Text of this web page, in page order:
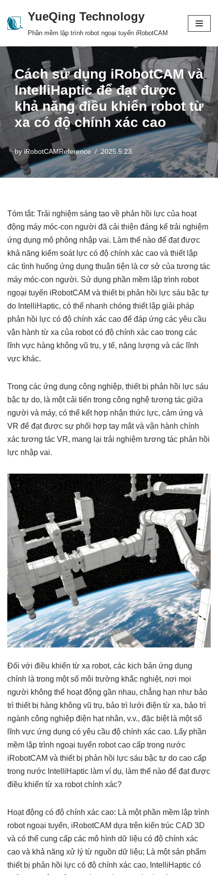
Skip
content
YueQing Technology
Phần mềm lập trình robot ngoại tuyến iRobotCAM
Cách sử dụng iRobotCAM và
IntelliHaptic để đạt được
khả năng điều khiển robot từ
xa có độ chính xác cao
by iRobotCAMReference 2025.5.23.
Tóm tắt: Trải nghiệm sáng tạo về phản hồi lực của hoạt
động máy móc-con người đã cải thiện đáng kể trải nghiệm
ứng dụng mô phỏng nhập vai. Làm thế nào để đạt được
khả năng kiểm soát lực có độ chính xác cao và thiết lập
các tình huống ứng dụng thuận tiện là cơ sở của tương tác
máy móc-con người. Sử dụng phần mềm lập trình robot
ngoại tuyến iRobotCAM và thiết bị phản hồi lực sáu bậc tự
do IntelliHaptic, có thể nhanh chóng thiết lập giải pháp
phản hồi lực có độ chính xác cao để đáp ứng các yêu cầu
vận hành từ xa của robot có độ chính xác cao trong các
lĩnh vực hàng không vũ trụ, y tế, năng lượng và các lĩnh
vực khác.
Trong các ứng dụng công nghiệp, thiết bị phản hồi lực sáu
bậc tự do, là một cải tiến trong công nghệ tương tác giữa
người và máy, có thể kết hợp nhận thức lực, cảm ứng và
VR để đạt được sự phối hợp tay mắt và vận hành chính
xác tương tác VR, mang lại trải nghiệm tương tác phản hồi
lực nhập vai.
Đối với điều khiển từ xa robot, các kịch bản ứng dụng
chính là trong một số môi trường khắc nghiệt, nơi mọi
người không thể hoạt động gần nhau, chẳng hạn như bảo
trì thiết bị hàng không vũ trụ, bảo trì lưới điện từ xa, bảo trì
ngành công nghiệp điện hạt nhân, v.v., đặc biệt là một số
lĩnh vực ứng dụng có yêu cầu độ chính xác cao. Lấy phần
mềm lập trình ngoại tuyến robot cao cấp trong nước
iRobotCAM và thiết bị phản hồi lực sáu bậc tự do cao cấp
trong nước IntelliHaptic làm ví dụ, làm thế nào để đạt được
điều khiển từ xa robot chính xác?
Hoạt động có độ chính xác cao: Là một phần mềm lập trình
robot ngoại tuyến, iRobotCAM dựa trên kiến ​​trúc CAD 3D
và có thể cung cấp các mô hình dữ liệu có độ chính xác
cao và khả năng xử lý từ nguồn dữ liệu; Là một sản phẩm
thiết bị phản hồi lực có độ chính xác cao, IntelliHaptic có